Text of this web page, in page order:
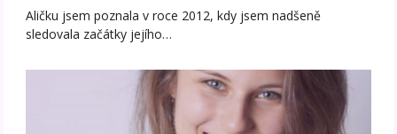
Aličku jsem poznala v roce 2012, kdy jsem nadšeně
sledovala začátky jejího…